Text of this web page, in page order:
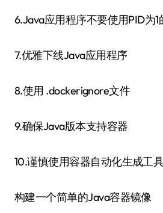
6.Java应用程序不要使用PID为1
7.优雅下线Java应用程序
8.使用 .dockerignore文件
9.确保Java版本支持容器
10.谨慎使用容器自动化生成工
构建一个简单的Java容器镜像